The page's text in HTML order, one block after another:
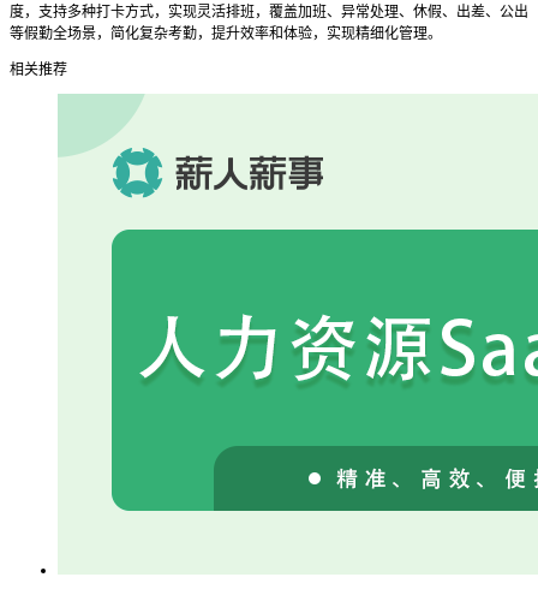
度，支持多种打卡方式，实现灵活排班，覆盖加班、异常处理、休假、出差、公出
等假勤全场景，简化复杂考勤，提升效率和体验，实现精细化管理。
相关推荐